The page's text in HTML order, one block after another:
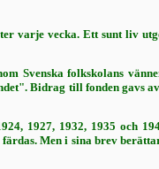
varje vecka. Ett sunt liv
Svenska folkskolans
Bidrag till fonden gavs
1927, 1932, 1935 och
Men i sina brev